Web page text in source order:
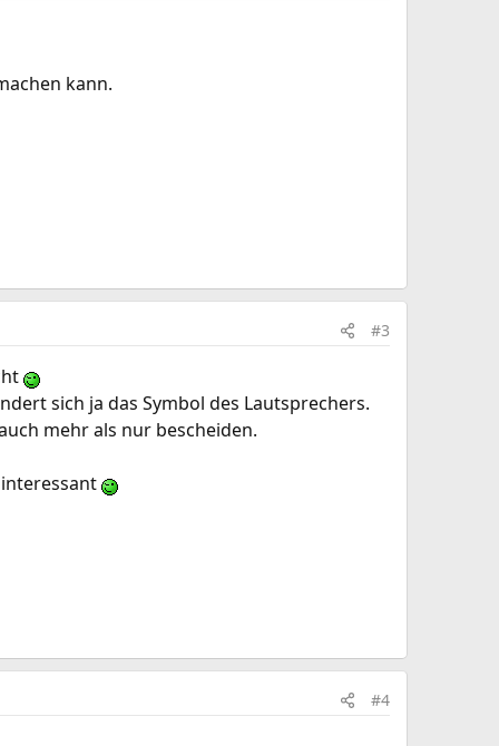
kann.
#3
sich ja das Symbol des Lautsprechers.
mehr als nur bescheiden.
#4